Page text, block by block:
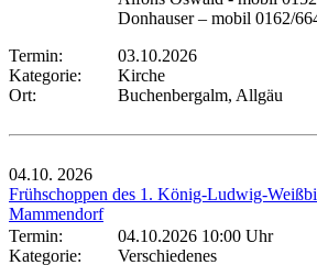
Donhauser – mobil 0162/
Termin:
03.10.2026
Kategorie:
Kirche
Ort:
Buchenbergalm, Allgäu
04.10. 2026
Frühschoppen des 1. König-Ludwig-
Mammendorf
Termin:
04.10.2026 10:00 Uhr
Kategorie:
Verschiedenes